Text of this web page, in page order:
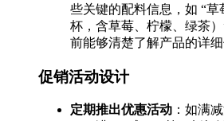
些关键的配料信息，如 “草
杯，含草莓、柠檬、绿茶
前能够清楚了解产品的详细
促销活动设计
定期推出优惠活动 ：如满